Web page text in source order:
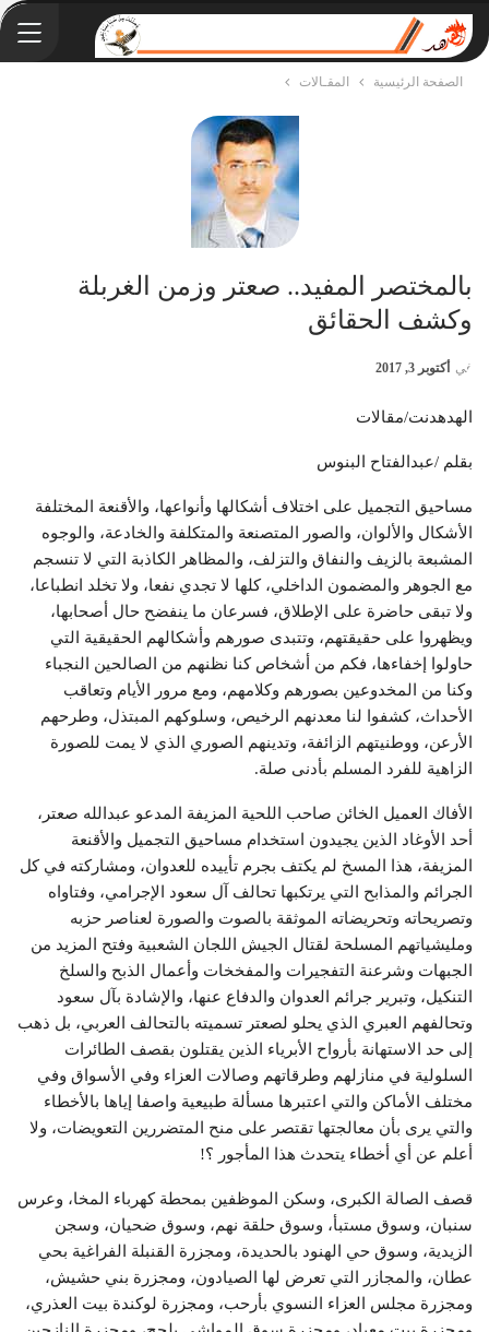
الصفحة الرئيسية المقـالات
بالمختصر المفيد.. صعتر وزمن الغربلة
وكشف الحقائق
في أكتوبر 3, 2017
الهدهدنت/مقالات
بقلم /عبدالفتاح البنوس
مساحيق التجميل على اختلاف أشكالها وأنواعها، والأقنعة المختلفة
الأشكال والألوان، والصور المتصنعة والمتكلفة والخادعة، والوجوه
المشبعة بالزيف والنفاق والتزلف، والمظاهر الكاذبة التي لا تنسجم
مع الجوهر والمضمون الداخلي، كلها لا تجدي نفعا، ولا تخلد انطباعا،
ولا تبقى حاضرة على الإطلاق، فسرعان ما ينفضح حال أصحابها،
ويظهروا على حقيقتهم، وتتبدى صورهم وأشكالهم الحقيقية التي
حاولوا إخفاءها، فكم من أشخاص كنا نظنهم من الصالحين النجباء
وكنا من المخدوعين بصورهم وكلامهم، ومع مرور الأيام وتعاقب
الأحداث، كشفوا لنا معدنهم الرخيص، وسلوكهم المبتذل، وطرحهم
الأرعن، ووطنيتهم الزائفة، وتدينهم الصوري الذي لا يمت للصورة
الزاهية للفرد المسلم بأدنى صلة.
الأفاك العميل الخائن صاحب اللحية المزيفة المدعو عبدالله صعتر،
أحد الأوغاد الذين يجيدون استخدام مساحيق التجميل والأقنعة
المزيفة، هذا المسخ لم يكتف بجرم تأييده للعدوان، ومشاركته في كل
الجرائم والمذابح التي يرتكبها تحالف آل سعود الإجرامي، وفتاواه
وتصريحاته وتحريضاته الموثقة بالصوت والصورة لعناصر حزبه
ومليشياتهم المسلحة لقتال الجيش اللجان الشعبية وفتح المزيد من
الجبهات وشرعنة التفجيرات والمفخخات وأعمال الذبح والسلخ
التنكيل، وتبرير جرائم العدوان والدفاع عنها، والإشادة بآل سعود
وتحالفهم العبري الذي يحلو لصعتر تسميته بالتحالف العربي، بل ذهب
إلى حد الاستهانة بأرواح الأبرياء الذين يقتلون بقصف الطائرات
السلولية في منازلهم وطرقاتهم وصالات العزاء وفي الأسواق وفي
مختلف الأماكن والتي اعتبرها مسألة طبيعية واصفا إياها بالأخطاء
والتي يرى بأن معالجتها تقتصر على منح المتضررين التعويضات، ولا
أعلم عن أي أخطاء يتحدث هذا المأجور ؟!
قصف الصالة الكبرى، وسكن الموظفين بمحطة كهرباء المخا، وعرس
سنبان، وسوق مستبأ، وسوق حلقة نهم، وسوق ضحيان، وسجن
الزيدية، وسوق حي الهنود بالحديدة، ومجزرة القنبلة الفراغية بحي
عطان، والمجازر التي تعرض لها الصيادون، ومجزرة بني حشيش،
ومجزرة مجلس العزاء النسوي بأرحب، ومجزرة لوكندة بيت العذري،